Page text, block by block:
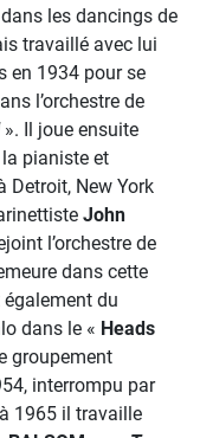
les dancings de
travaillé avec lui
en 1934 pour se
l’orchestre de
». Il joue ensuite
la pianiste et
Detroit, New York
John
l’orchestre de
dans cette
du
dans le « Heads
groupement
interrompu par
1965 il travaille